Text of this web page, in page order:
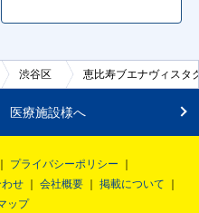
渋谷区 恵比寿ブエナヴィスタ
医療施設様へ
プライバシーポリシー
せ 会社概要
掲載について
ップ